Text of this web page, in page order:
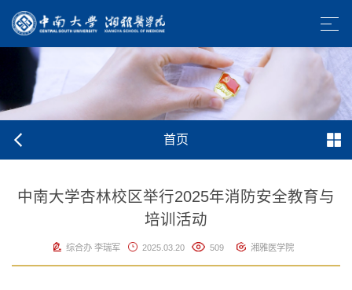
首页
中南大学杏林校区举行2025年消防安全教育与
培训活动
综合办 李瑞军 2025.03.20 509 湘雅医学院